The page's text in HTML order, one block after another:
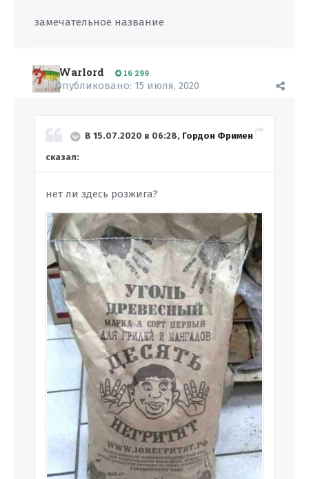
замечательное название
Warlord 16 299
Опубликовано: 15 июля, 2020
В 15.07.2020 в 06:28, Гордон Фримен
сказал:
нет ли здесь розжига?